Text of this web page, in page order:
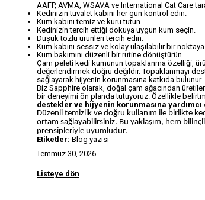
AAFP, AVMA, WSAVA ve International Cat Care
Kedinizin tuvalet kabını her gün kontrol edin.
Kum kabını temiz ve kuru tutun.
Kedinizin tercih ettiği dokuya uygun kum seçin.
Düşük tozlu ürünleri tercih edin.
Kum kabını sessiz ve kolay ulaşılabilir bir
Kum bakımını düzenli bir rutine dönüştürün.
Çam peleti kedi kumunun topaklanma özelliği,
değerlendirmek doğru değildir. Topaklanmayı
sağlayarak hijyenin korunmasına katkıda bulunur.
Biz Sapphire olarak, doğal çam ağacından
bir deneyimi ön planda tutuyoruz. Özellikle
destekler ve hijyenin korunmasına yardımcı
Düzenli temizlik ve doğru kullanım ile birlikte
ortam sağlayabilirsiniz. Bu yaklaşım, hem
prensipleriyle uyumludur.
Etiketler: Blog yazısı
Temmuz 30, 2026
Listeye dön